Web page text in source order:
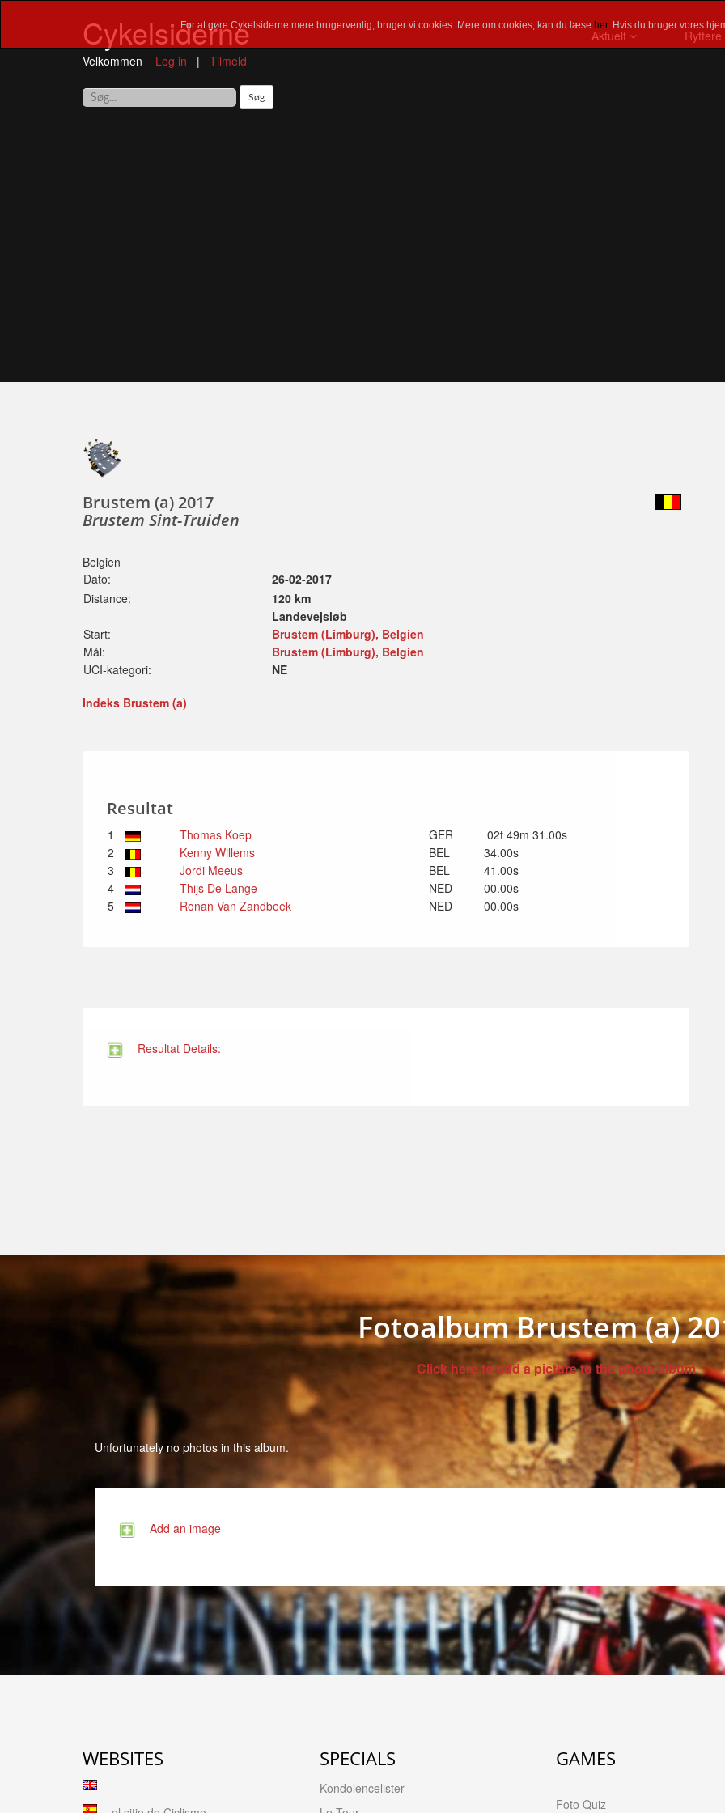
For at gøre Cykelsiderne mere brugervenlig, bruger vi cookies. Mere om cookies, kan du læse her. Hvis du bruger vores
Cykelsiderne
Velkommen Log in | Tilmeld
Aktuelt Ryttere
Brustem (a) 2017
Brustem Sint-Truiden
Belgien
Dato:
26-02-2017
Distance:
120 km
Landevejsløb
Start:
Brustem (Limburg), Belgien
Mål:
Brustem (Limburg), Belgien
UCI-kategori:
NE
Indeks Brustem (a)
Resultat
1 Thomas Koep GER
02t 49m 31.00s
2
Kenny Willems BEL
34.00s
3
Jordi Meeus BEL
41.00s
4
Thijs De Lange NED
00.00s
5
Ronan Van Zandbeek NED 00.00s
Resultat Details:
Fotoalbum Brustem (a)
Click here to add a picture to the photo album
Unfortunately no photos in this album.
Add an image
WEBSITES SPECIALS
Kondolencelister
GAMES
Foto Quiz